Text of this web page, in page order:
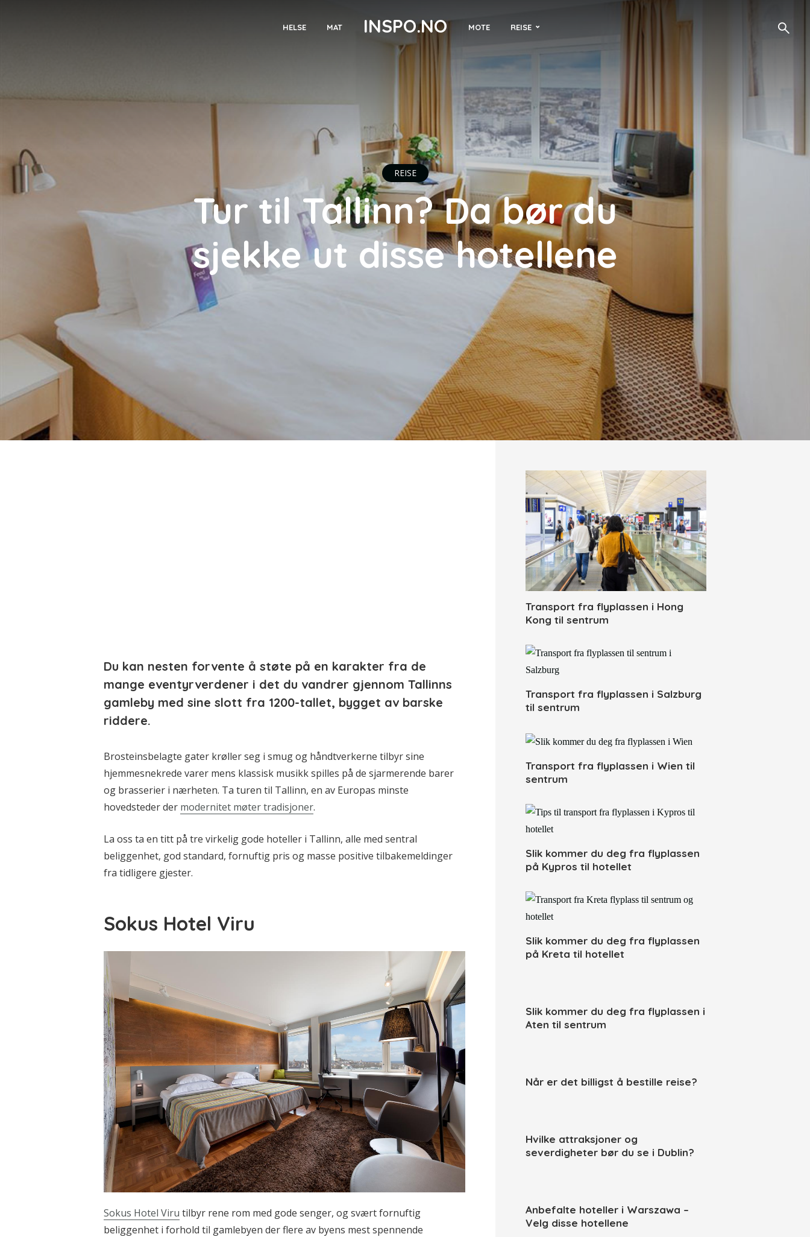
HELSE MAT INSPO.NO MOTE REISE
REISE
Tur til Tallinn? Da bør du
sjekke ut disse hotellene
Du kan nesten forvente å støte på en karakter fra de
mange eventyrverdener i det du vandrer gjennom Tallinns
gamleby med sine slott fra 1200-tallet, bygget av barske
riddere.
Brosteinsbelagte gater krøller seg i smug og håndtverkerne tilbyr sine
hjemmesnekrede varer mens klassisk musikk spilles på de sjarmerende barer
og brasserier i nærheten. Ta turen til Tallinn, en av Europas minste
hovedsteder der modernitet møter tradisjoner.
La oss ta en titt på tre virkelig gode hoteller i Tallinn, alle med sentral
beliggenhet, god standard, fornuftig pris og masse positive tilbakemeldinger
fra tidligere gjester.
Sokus Hotel Viru
Sokus Hotel Viru tilbyr rene rom med gode senger, og svært fornuftig
beliggenhet i forhold til gamlebyen der flere av byens mest spennende
Transport fra flyplassen i Hong
Kong til sentrum
Transport fra flyplassen i Salzburg
til sentrum
Transport fra flyplassen i Wien til
sentrum
Slik kommer du deg fra flyplassen
på Kypros til hotellet
Slik kommer du deg fra flyplassen
på Kreta til hotellet
Slik kommer du deg fra flyplassen i
Aten til sentrum
Når er det billigst å bestille reise?
Hvilke attraksjoner og
severdigheter bør du se i Dublin?
Anbefalte hoteller i Warszawa –
Velg disse hotellene